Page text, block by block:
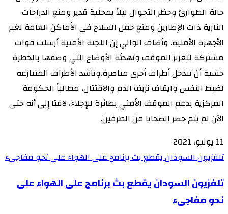
حالة الطوارئ وحظر التجوال ليلاً بمحلية قدير ومنع الدراجات
النارية ذات الإطارين ومنع حمل السلاح في الأماكن العامة لغير
الأجهزة الأمنية. وأضاف الوالي إن اللجنة الأمنية أرسلت قوات
مشتركة لتعزيز الموقف وتهدئة الأوضاع التي وصفها بالخطرة
خشية أن تتدخل أطراف أخرى مناصرة.وناشد الأطراف المتنازعة
لضبط النفس وايقاف نزيف الدم والاقتتال، مطالباً الحكومة
المركزية بدعم الموقف الأمني بطائرة للإجلاء، لافتا إلى أنه حتى
الآن لم يتم حصر الضحايا من الطرفين.
11 يونيو، 2021
تلفزيون السودان يقطع بث برنامج على الهواء على نحو مفاجىء
تلفزيون السودان يقطع بث برنامج على الهواء على
نحو مفاجىء